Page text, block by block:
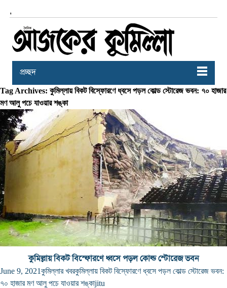
,
প্রচ্ছদ
Tag Archives: কুমিল্লায় বিকট বিস্ফোরণে ধ্বসে পড়ল কোল্ড স্টোরেজ ভবন: ৭০ হাজার
মণ আলু পচে যাওয়ার শঙ্কা
কুমিল্লায় বিকট বিস্ফোরণে ধ্বসে পড়ল কোল্ড স্টোরেজ ভবন
June 9, 2021কুমিল্লার খবরকুমিল্লায় বিকট বিস্ফোরণে ধ্বসে পড়ল কোল্ড স্টোরেজ ভবন:
৭০ হাজার মণ আলু পচে যাওয়ার শঙ্কাjitu